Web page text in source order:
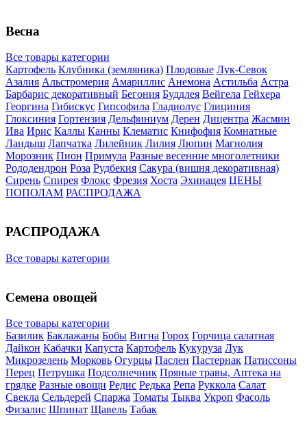
Весна
Все товары категории
Картофель Клубника (земляника) Плодовые Лук-Севок
Азалия Альстромерия Амариллис Анемона Астильба Астра
Барбарис декоративный Бегония Буддлея Вейгела Гейхера
Георгина Гибискус Гипсофила Гладиолус Глициния
Глоксиния Гортензия Дельфиниум Дерен Дицентра Жасмин
Ива Ирис Каллы Канны Клематис Книфофия Комнатные
Ландыш Лапчатка Лилейник Лилия Люпин Магнолия
Морозник Пион Примула Разные весенние многолетники
Рододендрон Роза Рудбекия Сакура (вишня декоративная)
Сирень Спирея Флокс Фрезия Хоста Эхинацея ЦЕНЫ
ПОПОЛАМ РАСПРОДАЖА
РАСПРОДАЖА
Все товары категории
Семена овощей
Все товары категории
Базилик Баклажаны Бобы Вигна Горох Горчица салатная
Дайкон Кабачки Капуста Картофель Кукуруза Лук
Микрозелень Морковь Огурцы Паслен Пастернак Патиссоны
Перец Петрушка Подсолнечник Пряные травы, Аптека на
грядке Разные овощи Редис Редька Репа Руккола Салат
Свекла Сельдерей Спаржа Томаты Тыква Укроп Фасоль
Физалис Шпинат Щавель Табак